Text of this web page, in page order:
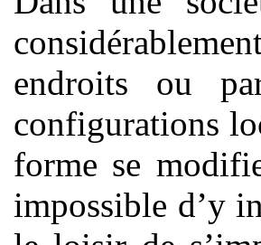
endroits ou
configurations
forme se
impossible d’y